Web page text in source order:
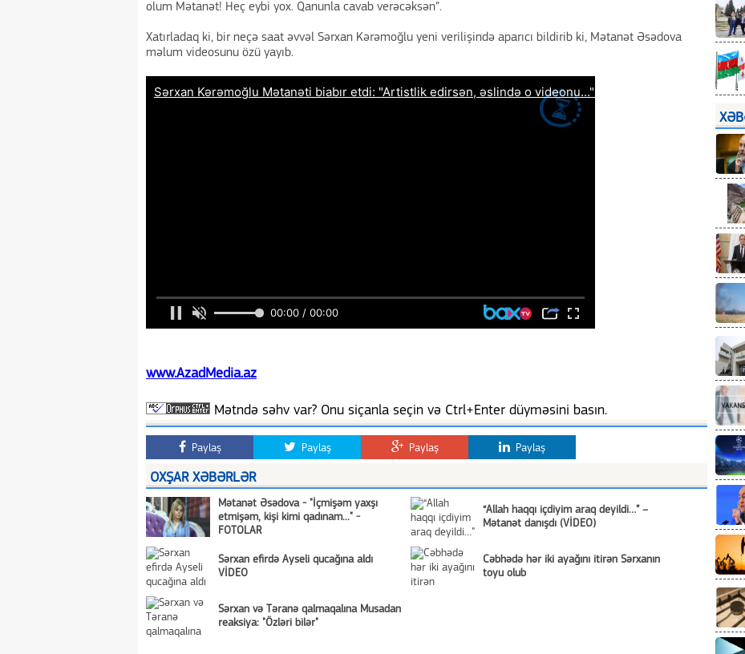
olum Mətanət! Heç eybi yox. Qanunla cavab verəcəksən”.
Xatırladaq ki, bir neçə saat əvvəl Sərxan Kərəmoğlu yeni verilişində aparıcı bildirib ki, Mətanət Əsədova
məlum videosunu özü yayıb.
www.AzadMedia.az
Mətndə səhv var? Onu siçanla seçin və Ctrl+Enter düyməsini basın.
Paylaş Paylaş Paylaş Paylaş
OXŞAR XƏBƏRLƏR
Mətanət Əsədova - "İçmişəm yaxşı
etmişəm, kişi kimi qadınam..." -
FOTOLAR
“Allah haqqı içdiyim araq deyildi…” –
Mətanət danışdı (VİDEO)
Sərxan efirdə Ayseli qucağına aldı
VİDEO
Cəbhədə hər iki ayağını itirən Sərxanın
toyu olub
Sərxan və Təranə qalmaqalına Musadan
reaksiya: "Özləri bilər"